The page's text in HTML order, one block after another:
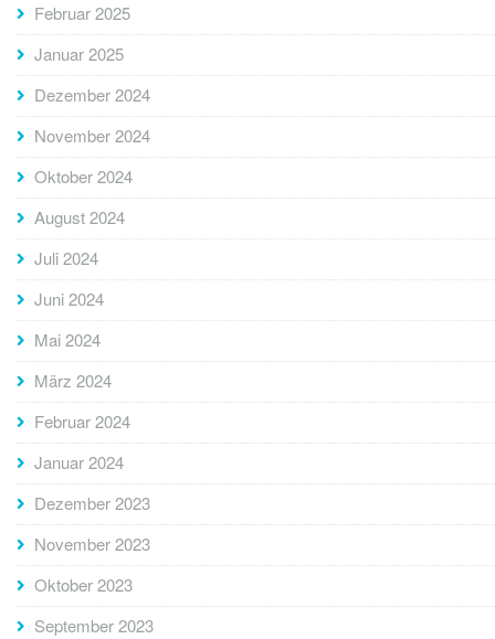
Februar 2025
Januar 2025
Dezember 2024
November 2024
Oktober 2024
August 2024
Juli 2024
Juni 2024
Mai 2024
März 2024
Februar 2024
Januar 2024
Dezember 2023
November 2023
Oktober 2023
September 2023